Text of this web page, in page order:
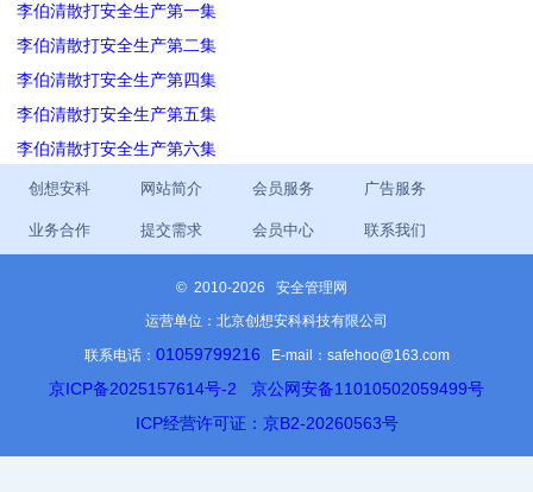
李伯清散打安全生产第一集
李伯清散打安全生产第二集
李伯清散打安全生产第四集
李伯清散打安全生产第五集
李伯清散打安全生产第六集
创想安科 网站简介 会员服务 广告服务
业务合作 提交需求 会员中心 联系我们
© 2010-2026 安全管理网
运营单位：北京创想安科科技有限公司
联系电话： 01059799216 E-mail：safehoo@163.com
京ICP备2025157614号-2
京公网安备11010502059499号
ICP经营许可证：京B2-20260563号